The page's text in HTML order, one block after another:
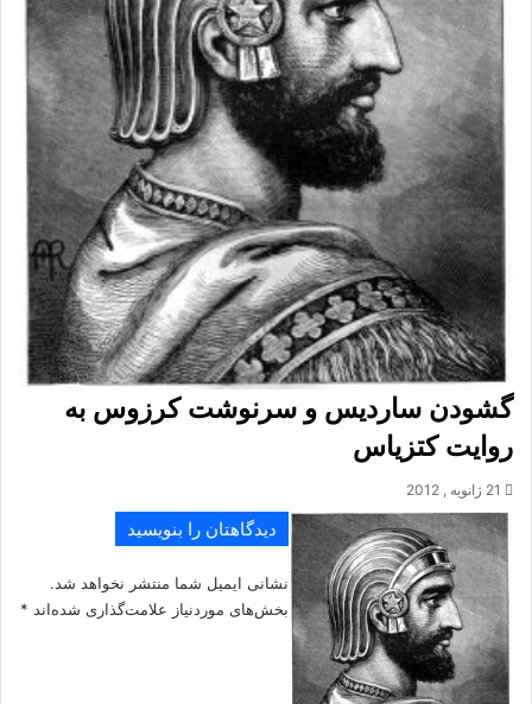
گشودن ساردیس و سرنوشت کرزوس به
روایت کتزیاس
21 ژانویه , 2012
دیدگاهتان را بنویسید
نشانی ایمیل شما منتشر نخواهد شد.
بخش‌های موردنیاز علامت‌گذاری شده‌اند *